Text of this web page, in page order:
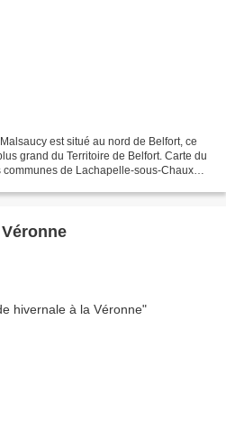
est situé au nord de Belfort, ce
grand du Territoire de Belfort. Carte du
communes de Lachapelle-sous-Chaux